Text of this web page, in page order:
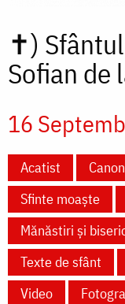
✝)
Sofian de
16
Acatist Canon
Sfinte moaște
Mănăstiri și
Texte de sfânt
Video